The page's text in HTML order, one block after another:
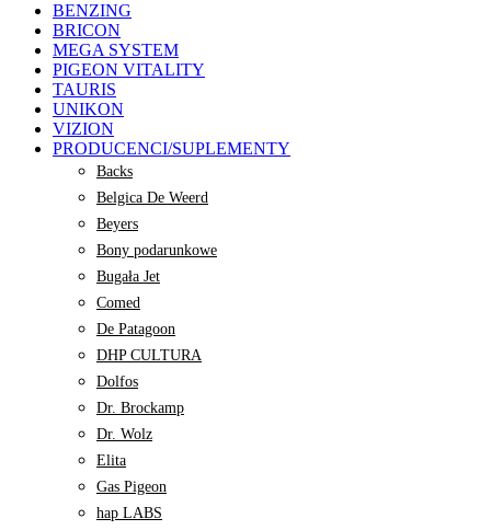
BENZING
BRICON
MEGA SYSTEM
PIGEON VITALITY
TAURIS
UNIKON
VIZION
PRODUCENCI/SUPLEMENTY
Backs
Belgica De Weerd
Beyers
Bony podarunkowe
Bugała Jet
Comed
De Patagoon
DHP CULTURA
Dolfos
Dr. Brockamp
Dr. Wolz
Elita
Gas Pigeon
hap LABS